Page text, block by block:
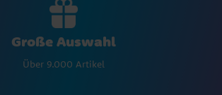
Große Auswahl
Über 9.000 Artikel